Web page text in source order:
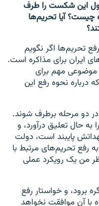
این شکست را طرف
چیست؟ آیا تحریم‌ها
تحریم‌ها اگر نگویم
ایران برای مذاکره است.
مهم برای
درباره نحوه رفع این
دو مرحله برطرف شوند.
به حال تعلیق در‌آورد، و
پایبند است، دولت
رفع تحریم‌های مرتبط با
من یک رویکرد عملی
برود، و خواستار رفع
با آن موافقت نخواهد